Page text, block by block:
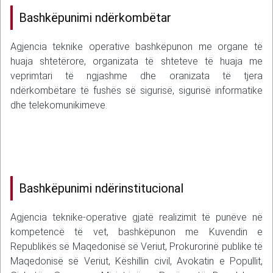
Bashkëpunimi ndërkombëtar
Agjencia teknike operative bashkëpunon me organe të
huaja shtetërore, organizata të shteteve të huaja me
veprimtari të ngjashme dhe oranizata të tjera
ndërkombëtare të fushës së sigurisë, sigurisë informatike
dhe telekomunikimeve.
Bashkëpunimi ndërinstitucional
Agjencia teknike-operative gjatë realizimit të punëve në
kompetencë të vet, bashkëpunon me Kuvendin e
Republikës së Maqedonisë së Veriut, Prokurorinë publike të
Maqedonisë së Veriut, Këshillin civil, Avokatin e Popullit,